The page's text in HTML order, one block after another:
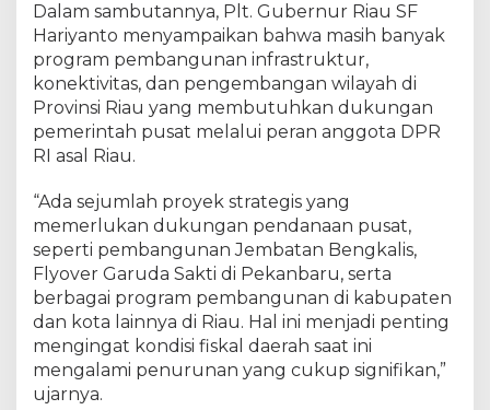
n
s
i
n
S
e
h
k
a
n
U
s
u
Dalam sambutannya, Plt. Gubernur Riau SF
Hariyanto menyampaikan bahwa masih banyak
program pembangunan infrastruktur,
konektivitas, dan pengembangan wilayah di
Provinsi Riau yang membutuhkan dukungan
pemerintah pusat melalui peran anggota DPR
RI asal Riau.
“Ada sejumlah proyek strategis yang
memerlukan dukungan pendanaan pusat,
seperti pembangunan Jembatan Bengkalis,
Flyover Garuda Sakti di Pekanbaru, serta
berbagai program pembangunan di kabupaten
dan kota lainnya di Riau. Hal ini menjadi penting
mengingat kondisi fiskal daerah saat ini
mengalami penurunan yang cukup signifikan,”
ujarnya.